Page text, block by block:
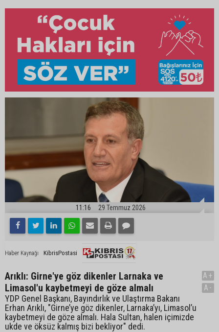
11:16 29 Temmuz 2026
Haber Kaynağı KibrisPostasi
Arıklı: Girne'ye göz dikenler Larnaka ve
Limasol'u kaybetmeyi de göze almalı
YDP Genel Başkanı, Bayındırlık ve Ulaştırma Bakanı
Erhan Arıklı, "Girne’ye göz dikenler, Larnaka’yı, Limasol’u
kaybetmeyi de göze almalı. Hala Sultan, halen içimizde
ukde ve öksüz kalmış bizi bekliyor" dedi.
A+
A-